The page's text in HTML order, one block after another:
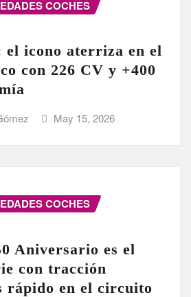
COCHES
icono aterriza en el
con 226 CV y +400
May 15, 2026
COCHES
Aniversario es el
con tracción
rápido en el circuito